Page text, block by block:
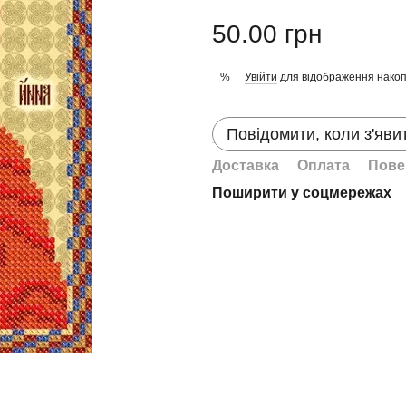
50.00 грн
% Увійти для відображення
Повідомити, коли
Доставка Оплата
Поширити у соцмережах